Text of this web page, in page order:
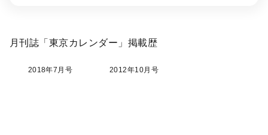
月刊誌「東京カレンダー」掲載歴
2018年7月号 2012年10月号